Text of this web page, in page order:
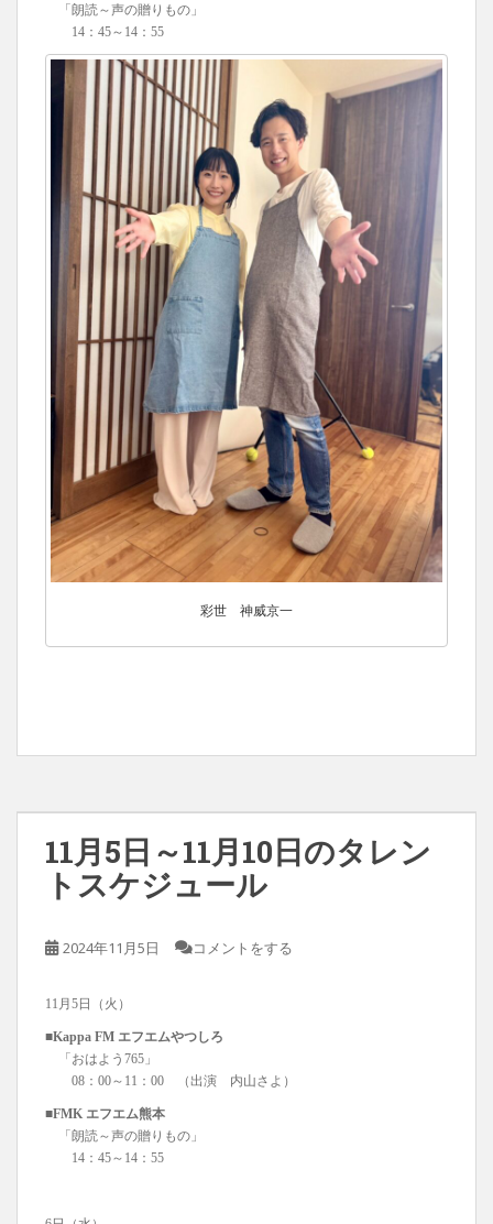
「朗読～声の贈りもの」
14：45～14：55
彩世 神威京一
11月5日～11月10日のタレン
トスケジュール
2024年11月5日 コメントをする
11月5日（火）
■Kappa FM エフエムやつしろ
「おはよう765」
08：00～11：00 （出演 内山さよ）
■FMK エフエム熊本
「朗読～声の贈りもの」
14：45～14：55